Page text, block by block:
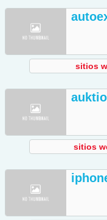
sitios
sitios